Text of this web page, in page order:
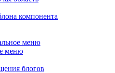
компонента
меню
меню
блогов